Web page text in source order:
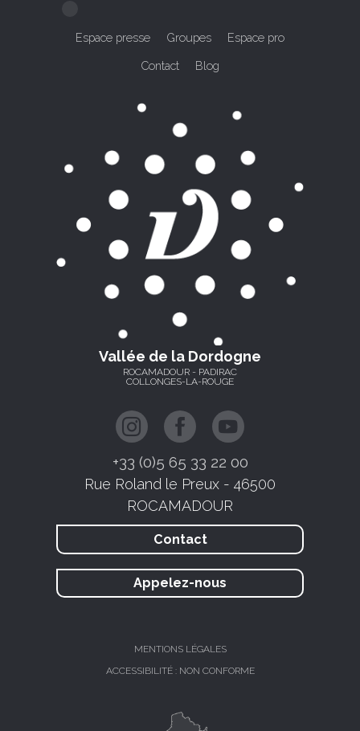
Espace presse Groupes Espace pro
Contact Blog
Vallée de la Dordogne
ROCAMADOUR - PADIRAC
COLLONGES-LA-ROUGE
+33 (0)5 65 33 22 00
Rue Roland le Preux - 46500
ROCAMADOUR
Contact
Appelez-nous
MENTIONS LÉGALES
ACCESSIBILITÉ : NON CONFORME